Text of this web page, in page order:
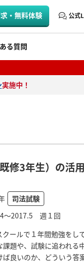
・無料体験 公式
る質問
実施中！
修3年生）の活
司法試験
～2017.5 週１回
クールで１年間勉強をし
課題や、試験に追われる
ば良いのか、どういう答